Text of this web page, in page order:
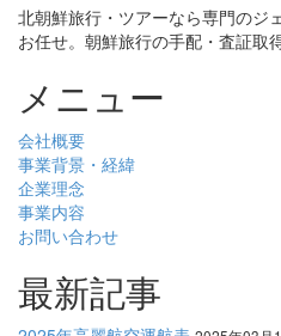
北朝鮮旅行・ツアーなら専門のジ
お任せ。朝鮮旅行の手配・査証取得
メニュー
会社概要
事業背景・経緯
企業理念
事業内容
お問い合わせ
最新記事